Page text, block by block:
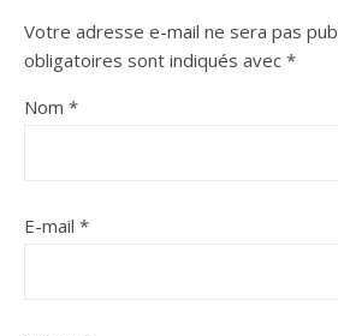
Votre adresse e-mail ne sera pas
obligatoires sont indiqués avec *
Nom *
E-mail *